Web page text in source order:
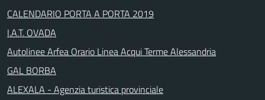
CALENDARIO PORTA A PORTA 2019
I.A.T. OVADA
Autolinee Arfea Orario Linea Acqui Terme Alessandria
GAL BORBA
ALEXALA - Agenzia turistica provinciale